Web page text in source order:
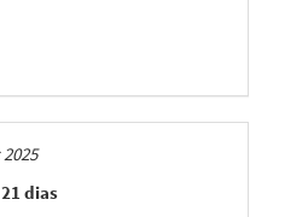
21 dias